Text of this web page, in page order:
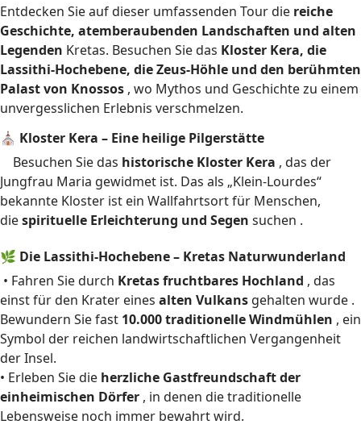
Entdecken Sie auf dieser umfassenden Tour die reiche
Geschichte, atemberaubenden Landschaften und alten
Legenden Kretas. Besuchen Sie das Kloster Kera, die
Lassithi-Hochebene, die Zeus-Höhle und den berühmten
Palast von Knossos , wo Mythos und Geschichte zu einem
unvergesslichen Erlebnis verschmelzen.
⛪ Kloster Kera – Eine heilige Pilgerstätte
Besuchen Sie das historische Kloster Kera , das der
Jungfrau Maria gewidmet ist. Das als „Klein-Lourdes“
bekannte Kloster ist ein Wallfahrtsort für Menschen,
diespirituelle Erleichterung und Segen suchen .
🌿 Die Lassithi-Hochebene – Kretas Naturwunderland
• Fahren Sie durch Kretas fruchtbares Hochland , das
einst für den Krater eines alten Vulkans gehalten wurde .
Bewundern Sie fast 10.000 traditionelle Windmühlen , ein
Symbol der reichen landwirtschaftlichen Vergangenheit
der Insel.
• Erleben Sie die herzliche Gastfreundschaft der
einheimischen Dörfer , in denen die traditionelle
Lebensweise noch immer bewahrt wird.